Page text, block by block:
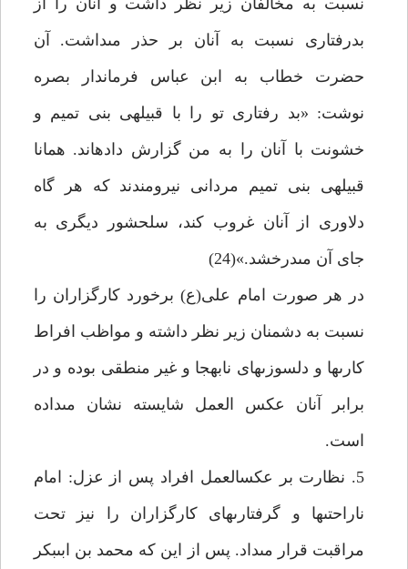
نسبت به مخالفان زير نظر داشت و آنان را از
بدرفتارى نسبت به آنان بر حذر مى‏داشت. آن
حضرت خطاب به ابن عباس فرماندار بصره
نوشت: «بد رفتارى تو را با قبيله‏ى بنى تميم و
خشونت با آنان را به من گزارش داده‏اند. همانا
قبيله‏ى بنى تميم مردانى نيرومندند كه هر گاه
دلاورى از آنان غروب كند، سلحشور ديگرى به
جاى آن مى‏درخشد.»(24)
در هر صورت امام على(ع) برخورد كارگزاران را
نسبت به دشمنان زير نظر داشته و مواظب افراط
كارى‏ها و دلسوزى‏هاى نابه‏جا و غير منطقى بوده و در
برابر آنان عكس العمل شايسته نشان مى‏داده
است.
5. نظارت بر عكس‏العمل افراد پس از عزل: امام
ناراحتى‏ها و گرفتارى‏هاى كارگزاران را نيز تحت
مراقبت قرار مى‏داد. پس از اين كه محمد بن ابى‏بكر